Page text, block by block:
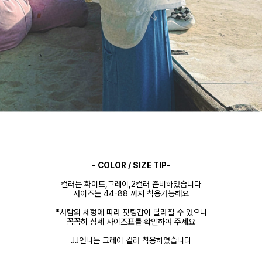
- COLOR / SIZE TIP-
컬러는 화이트,그레이,2컬러 준비하였습니다
사이즈는 44-88 까지 착용가능해요
*사람의 체형에 따라 핏팅감이 달라질 수 있으니
꼼꼼히 상세 사이즈표를 확인하여 주세요
JJ언니는 그레이 컬러 착용하였습니다